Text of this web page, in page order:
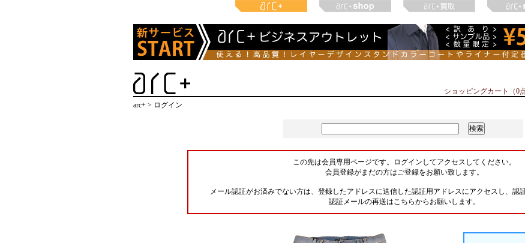
ショッピングカート（0点
arc+ > ログイン
この先は会員専用ページです。ログインしてアクセスしてください。
会員登録がまだの方はご登録をお願い致します。
メール認証がお済みでない方は、登録したアドレスに送信した認証用アドレスにアクセスし、認
認証メールの再送はこちらからお願いします。